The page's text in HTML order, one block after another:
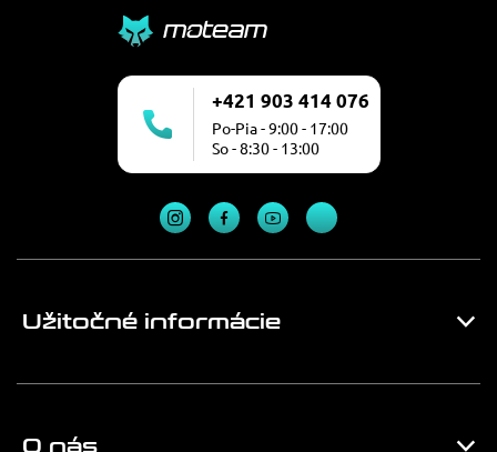
+421 903 414 076
Po-Pia - 9:00 - 17:00
So - 8:30 - 13:00
Užitočné informácie
O nás